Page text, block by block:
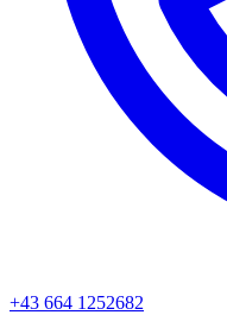
+43 664 1252682